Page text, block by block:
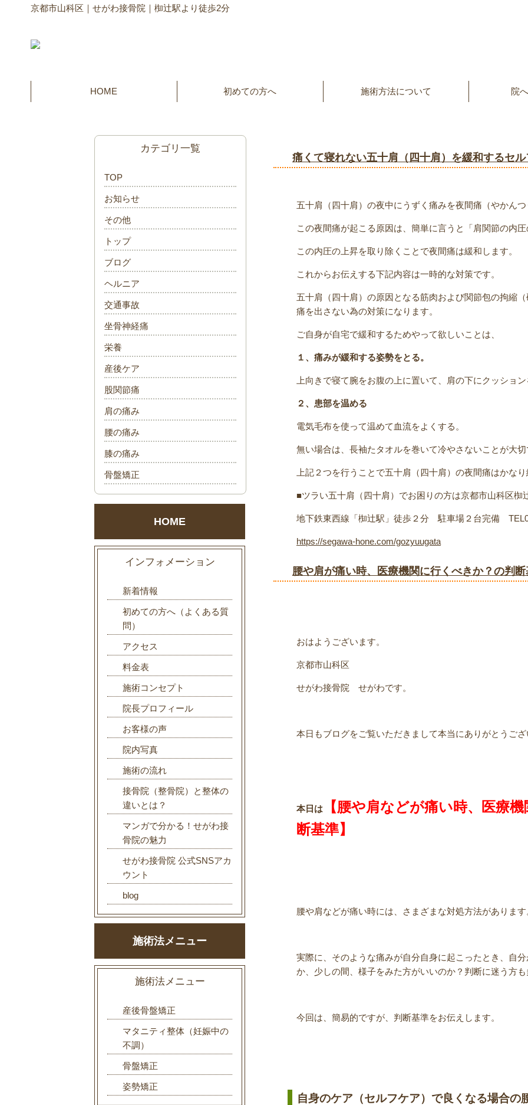
京都市山科区｜せがわ接骨院｜椥辻駅より徒歩2分
HOME 初めての方へ 施術方法について 院
痛くて寝れない五十肩（四十肩）を緩和するセ
五十肩（四十肩）の夜中にうずく痛みを夜間痛（やかん
この夜間痛が起こる原因は、簡単に言うと「肩関節の内
この内圧の上昇を取り除くことで夜間痛は緩和します。
これからお伝えする下記内容は一時的な対策です。
五十肩（四十肩）の原因となる筋肉および関節包の拘縮
痛を出さない為の対策になります。
ご自身が自宅で緩和するためやって欲しいことは、
１、痛みが緩和する姿勢をとる。
上向きで寝て腕をお腹の上に置いて、肩の下にクッショ
２、患部を温める
電気毛布を使って温めて血流をよくする。
無い場合は、長袖たタオルを巻いて冷やさないことが大
上記２つを行うことで五十肩（四十肩）の夜間痛はかな
■ツラい五十肩（四十肩）でお困りの方は京都市山科区
地下鉄東西線「椥辻駅」徒歩２分 駐車場２台完備
https://segawa-hone.com/gozyuugata
腰や肩が痛い時、医療機関に行くべきか？の判断
おはようございます。
京都市山科区
せがわ接骨院 せがわです。
本日もブログをご覧いただきまして本当にありがとうご
本日は
【腰や肩などが痛い時、医療
断基準】
腰や肩などが痛い時には、さまざまな対処方法があります
実際に、そのような痛みが自分自身に起こったとき、自
か、少しの間、様子をみた方がいいのか？判断に迷う方
今回は、簡易的ですが、判断基準をお伝えします。
自身のケア（セルフケア）で良くなる場合の
カテゴリ一覧
TOP
お知らせ
その他
トップ
ブログ
ヘルニア
交通事故
坐骨神経痛
栄養
産後ケア
股関節痛
肩の痛み
腰の痛み
膝の痛み
骨盤矯正
HOME
インフォメーション
新着情報
初めての方へ（よくある質
問）
アクセス
料金表
施術コンセプト
院長プロフィール
お客様の声
院内写真
施術の流れ
接骨院（整骨院）と整体の
違いとは？
マンガで分かる！せがわ接
骨院の魅力
せがわ接骨院 公式SNSアカ
ウント
blog
施術法メニュー
施術法メニュー
産後骨盤矯正
マタニティ整体（妊娠中の
不調）
骨盤矯正
姿勢矯正